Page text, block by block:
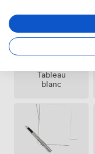
Tableau
blanc